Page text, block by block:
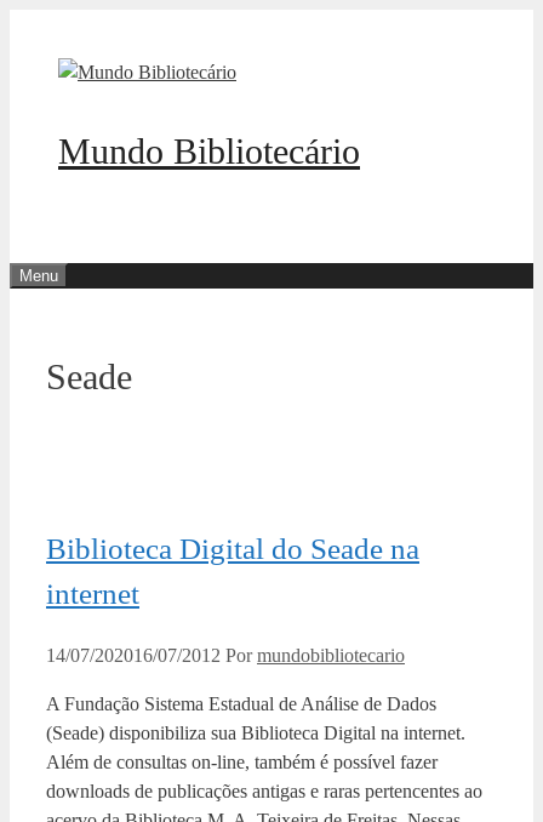
Mundo Bibliotecário
Menu
Seade
Biblioteca Digital do Seade na
internet
14/07/202016/07/2012 Pormundobibliotecario
A Fundação Sistema Estadual de Análise de Dados
(Seade) disponibiliza sua Biblioteca Digital na internet.
Além de consultas on-line, também é possível fazer
downloads de publicações antigas e raras pertencentes ao